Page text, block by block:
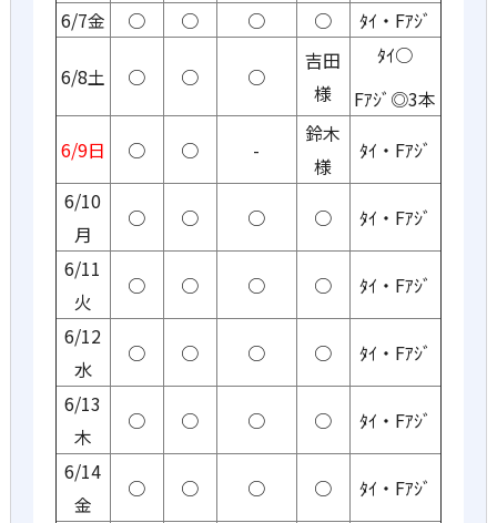
6/7金
○ ○ ○ ○ ﾀｲ・Fｱｼﾞ
6/8土 ○ ○ ○
吉田
様
ﾀｲ○
Fｱｼﾞ◎3本
6/9日
○ ○ -
鈴木
様
ﾀｲ・Fｱｼﾞ
6/10
月
○ ○ ○ ○
ﾀｲ・Fｱｼﾞ
6/11
火
○ ○ ○ ○
ﾀｲ・Fｱｼﾞ
6/12
水
○ ○ ○ ○
ﾀｲ・Fｱｼﾞ
6/13
木
○ ○ ○ ○
ﾀｲ・Fｱｼﾞ
6/14
金
○ ○ ○ ○
ﾀｲ・Fｱｼﾞ